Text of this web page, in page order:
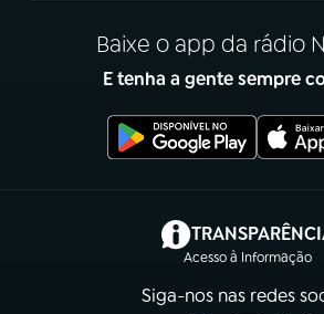
Baixe o app da rádio
E tenha a gente sempre
Acesso à Informação
(abre
Siga-nos nas redes